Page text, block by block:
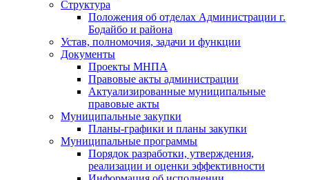
Структура
Положения об отделах Администрации г.
Бодайбо и района
Устав, полномочия, задачи и функции
Документы
Проекты МНПА
Правовые акты администрации
Актуализированные муниципальные
правовые акты
Муниципальные закупки
Планы-графики и планы закупки
Муниципальные программы
Порядок разработки, утверждения,
реализации и оценки эффективности